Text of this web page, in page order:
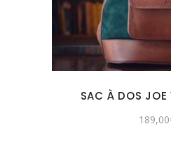
SAC À DOS JOE
189,00